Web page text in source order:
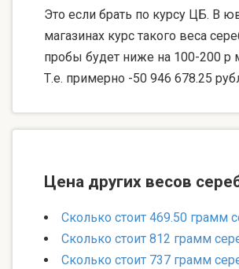
Это если брать по курсу ЦБ. В
магазинах курс такого веса
пробы будет ниже на 100-200 р
Т.е. примерно -50 946 678.25
Цена других весов
Сколько стоит 469.50 грамм
Сколько стоит 812 грамм
Сколько стоит 737 грамм